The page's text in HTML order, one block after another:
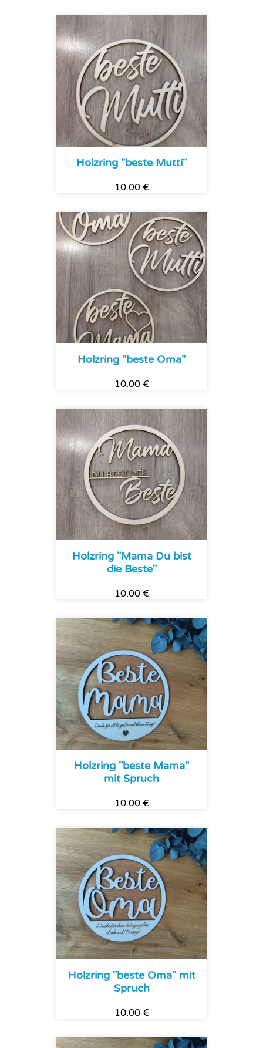
Holzring "beste Mutti"
10.00 €
Holzring "beste Oma"
10.00 €
Holzring "Mama Du bist
die Beste"
10.00 €
Holzring "beste Mama"
mit Spruch
10.00 €
Holzring "beste Oma" mit
Spruch
10.00 €